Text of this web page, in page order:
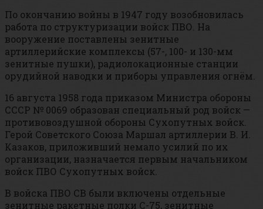
По окончанию войны в 1947 году возобновилась
работа по структуризации войск ПВО. На
вооружение поставлены зенитные
артиллерийские комплексы (57-, 100- и 130-мм
зенитные пушки), радиолокационные станции
орудийной наводки и приборы управления огнём.
16 августа 1958 года приказом Министра обороны
СССР № 0069 образован специальный род войск —
противовоздушной обороны Сухопутных войск.
Герой Советского Союза Маршал артиллерии В. И.
Казаков, приложивший немало усилий по их
организации, назначается первым начальником
войск ПВО Сухопутных войск.
В войска ПВО СВ были включены отдельные
зенитные ракетные полки С-75, зенитные